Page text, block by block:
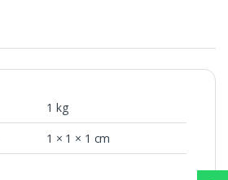
1 kg
1 × 1 × 1 cm